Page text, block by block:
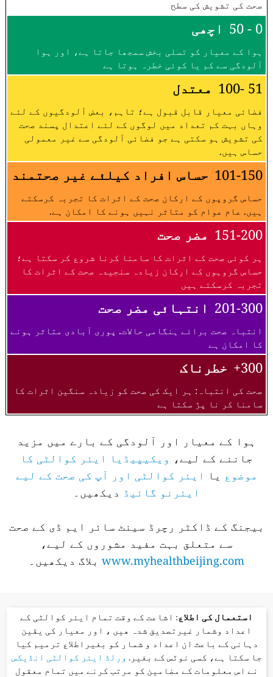
صحت کی تشویش کی سطح
0 - 50 اچھی
ہوا کے معیار کو تسلی بخش سمجھا جاتا ہے، اور ہوا
آلودگی سے کم یا کوئی خطرہ ہوتا ہے
51 -100 معتدل
فضائی معیار قابل قبول ہے؛ تاہم، بعض آلودگیوں کے لئے
وہاں بہت کم تعداد میں لوگوں کے لئے اعتدال پسند صحت
کی تشویش ہو سکتی ہے جو فضائی آلودگی سے غیر معمولی
حساس ہیں.
101-150 حساس افراد کیلئے غیر صحتمند
حساس گروپوں کے ارکان صحت کے اثرات کا تجربہ کرسکتے
ہیں. عام عوام کو متاثر نہیں ہونے کا امکان ہے.
151-200 مضر صحت
ہر کوئی صحت کے اثرات کا سامنا کرنا شروع کر سکتا ہے؛
حساس گروہوں کے ارکان زیادہ سنجیدہ صحت کے اثرات کا
تجربہ کرسکتے ہیں
201-300 انتہائی مضر صحت
انتباہ صحت برائے ہنگامی حالات. پوری آبادی متاثر ہونے
کا امکان ہے
300+ خطرناک
صحت کی انتباہ: ہر ایک کی صحت کو زیادہ سنگین اثرات کا
سامنا کر نا پڑ سکتا ہے
ہوا کے معیار اور آلودگی کے بارے میں مزید
جاننے کے لیے، ویکیپیڈیا ایئر کوالٹی کا
موضوع یا
ایئر کوالٹی اور آپ کی صحت کے لیے
ایئرنو گائیڈ دیکھیں۔
بیجنگ کے ڈاکٹر رچرڈ سینٹ سائر ایم ڈی کے صحت
سے متعلق بہت مفید مشوروں کے لیے،
www.myhealthbeijing.com بلاگ دیکھیں۔
استعمال کی اطلاع: اشاعت کے وقت تمام ایئر کوالٹی کے
اعداد وشمار غیرتصدیق شدہ ھیں ، اور معیار کی یقین
دہانی کے باعث ان اعداد و شمار کو بغیراطلاع ترمیم کیا
جا سکتا ہے، کسی نوٹس کے بغیر. ورلڈ ایئر کوالٹی انڈیکس
نے اس معلومات کے مضامین کو مرتب کرنے میں تمام معقول